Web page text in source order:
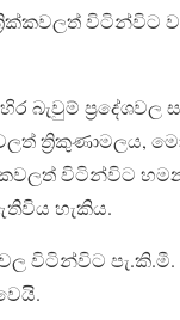
විටින්විට
බැවුම්
ත්‍රිකුණාමලය,
විටින්විට හමන
හැකිය.
විටින්විට පැ.කි.මී.